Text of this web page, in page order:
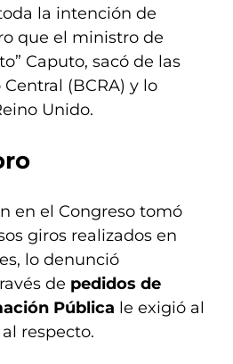
la intención de
que el ministro de
Caputo, sacó de las
(BCRA) y lo
Unido.
en el Congreso tomó
giros realizados en
lo denunció
de pedidos de
Pública le exigió al
respecto.